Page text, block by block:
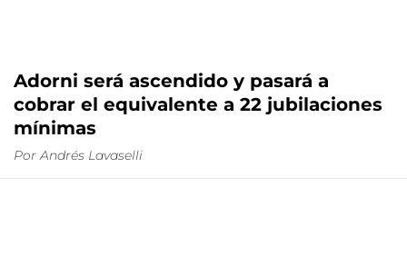
Adorni será ascendido y pasará a
cobrar el equivalente a 22 jubilaciones
mínimas
Por Andrés Lavaselli